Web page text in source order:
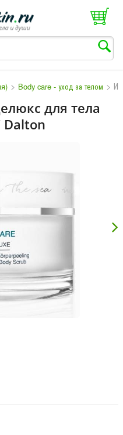
> Body care - уход за телом >
для тела
Dalton